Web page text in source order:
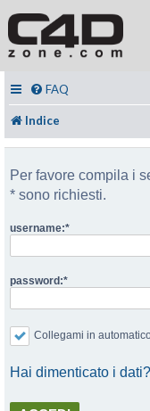
FAQ
Indice
Per favore compila i
* sono richiesti.
username:
password:
Collegami in
Hai dimenticato i dati?